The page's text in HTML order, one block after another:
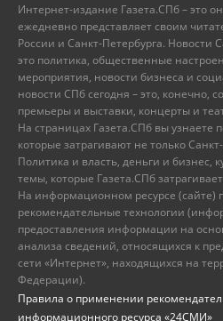
Интернет-издание Газета.СПб – это
ежедневно представляет своим
России и Санкт-Петербурга. Новости
это политика, общественные
мероприятия, новости бизнеса и
новости СПб сегодня – это, конечно,
премьеры и выставки, концерты и
На страницах Газета.СПб вы узнаете
которые затрагивают не только
Политика и власть, деньги и бизнес,
темы, которые Газета.СПб
На информационном ресурсе (сайте)
рекомендательные технологии
предоставления информации на
анализа сведений, относящихся к
сети «Интернет», находящихся на
Федерации).
Правила о применении
информационного ресурса «24СМИ»